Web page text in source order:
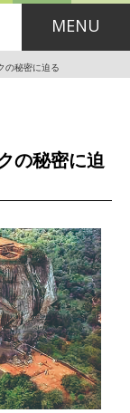
MENU
の秘密に迫る
の秘密に迫